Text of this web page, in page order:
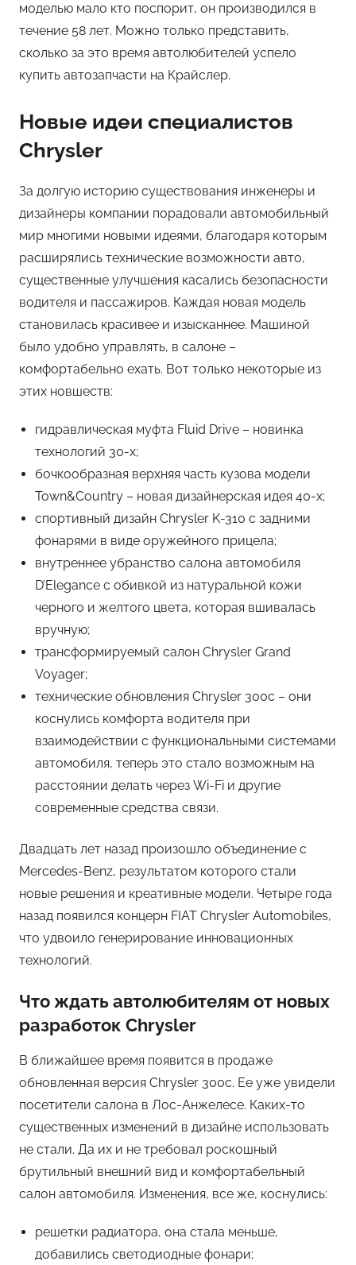
моделью мало кто поспорит, он производился в
течение 58 лет. Можно только представить,
сколько за это время автолюбителей успело
купить автозапчасти на Крайслер.
Новые идеи специалистов
Chrysler
За долгую историю существования инженеры и
дизайнеры компании порадовали автомобильный
мир многими новыми идеями, благодаря которым
расширялись технические возможности авто,
существенные улучшения касались безопасности
водителя и пассажиров. Каждая новая модель
становилась красивее и изысканнее. Машиной
было удобно управлять, в салоне –
комфортабельно ехать. Вот только некоторые из
этих новшеств:
гидравлическая муфта Fluid Drive – новинка
технологий 30-х;
бочкообразная верхняя часть кузова модели
Town&Country – новая дизайнерская идея 40-х;
спортивный дизайн Chrysler K-310 с задними
фонарями в виде оружейного прицела;
внутреннее убранство салона автомобиля
D’Elegance с обивкой из натуральной кожи
черного и желтого цвета, которая вшивалась
вручную;
трансформируемый салон Chrysler Grand
Voyager;
технические обновления Chrysler 300c – они
коснулись комфорта водителя при
взаимодействии с функциональными системами
автомобиля, теперь это стало возможным на
расстоянии делать через Wi-Fi и другие
современные средства связи.
Двадцать лет назад произошло объединение с
Mercedes-Benz, результатом которого стали
новые решения и креативные модели. Четыре года
назад появился концерн FIAT Chrysler Automobiles,
что удвоило генерирование инновационных
технологий.
Что ждать автолюбителям от новых
разработок Chrysler
В ближайшее время появится в продаже
обновленная версия Chrysler 300c. Ее уже увидели
посетители салона в Лос-Анжелесе. Каких-то
существенных изменений в дизайне использовать
не стали. Да их и не требовал роскошный
брутильный внешний вид и комфортабельный
салон автомобиля. Изменения, все же, коснулись:
решетки радиатора, она стала меньше,
добавились светодиодные фонари;